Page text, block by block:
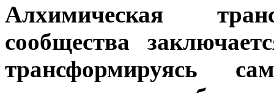
Алхимическая
сообщества
трансформируясь